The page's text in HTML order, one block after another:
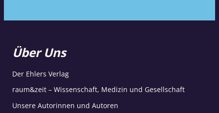
Über Uns
Der Ehlers Verlag
raum&zeit – Wissenschaft, Medizin und Gesellschaft
Unsere Autorinnen und Autoren